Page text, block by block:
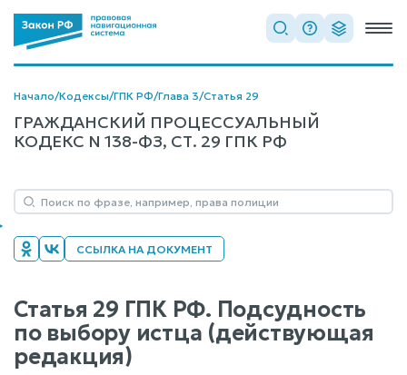
Начало/Кодексы/ГПК РФ/Глава 3/Статья 29
ГРАЖДАНСКИЙ ПРОЦЕССУАЛЬНЫЙ
КОДЕКС N 138-ФЗ, СТ. 29 ГПК РФ
ССЫЛКА НА ДОКУМЕНТ
Статья 29 ГПК РФ. Подсудность
по выбору истца (действующая
редакция)